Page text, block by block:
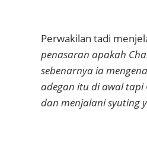
Perwakilan tadi
penasaran apakah
sebenarnya ia
adegan itu di awal
dan menjalani syuting